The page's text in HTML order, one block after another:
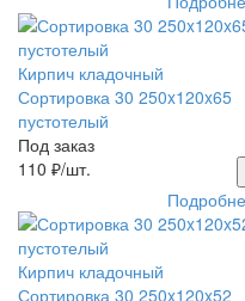
Кирпич кладочный
Сортировка 30 250x120x65
пустотелый
Под заказ
110 ₽/шт.
Кирпич кладочный
Сортировка 30 250x120x52